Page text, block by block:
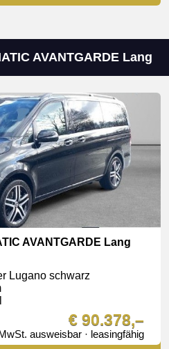
AVANTGARDE Lang
AVANTGARDE Lang
Lugano schwarz
€ 90.378,–
MwSt. ausweisbar · leasingfähig